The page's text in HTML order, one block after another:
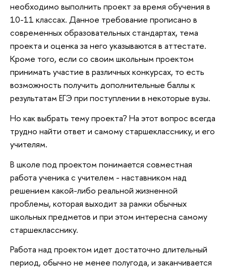
необходимо выполнить проект за время обучения в
10-11 классах. Данное требование прописано в
современных образовательных стандартах, тема
проекта и оценка за него указываются в аттестате.
Кроме того, если со своим школьным проектом
принимать участие в различных конкурсах, то есть
возможность получить дополнительные баллы к
результатам ЕГЭ при поступлении в некоторые вузы.
Но как выбрать тему проекта? На этот вопрос всегда
трудно найти ответ и самому старшекласснику, и его
учителям.
В школе под проектом понимается совместная
работа ученика с учителем - наставником над
решением какой-либо реальной жизненной
проблемы, которая выходит за рамки обычных
школьных предметов и при этом интересна самому
старшекласснику.
Работа над проектом идет достаточно длительный
период, обычно не менее полугода, и заканчивается